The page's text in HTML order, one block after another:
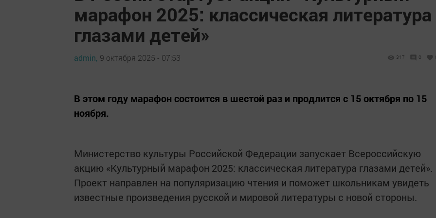
марафон 2025: классическая литература
глазами детей»
admin, 9 октября 2025 - 07:53 317 0
В этом году марафон состоится в шестой раз и продлится с 15 октября по 15
ноября.
Министерство культуры Российской Федерации запускает Всероссийскую
акцию «Культурный марафон 2025: классическая литература глазами детей».
Проект направлен на популяризацию чтения и поможет школьникам увидеть
известные произведения русской и мировой литературы с новой стороны.